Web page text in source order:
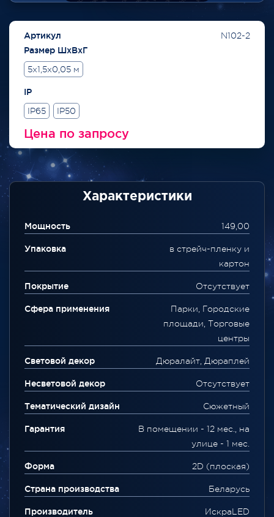
Артикул
N102-2
Размер ШхВхГ
5x1,5x0,05 м
IP
IP65
IP50
Цена по запросу
Характеристики
Мощность 149,00
Упаковка
в стрейч-пленку и
картон
Покрытие Отсутствует
Сфера применения
Парки, Городские
площади, Торговые
центры
Световой декор Дюралайт, Дюраплей
Несветовой декор Отсутствует
Тематический дизайн Сюжетный
Гарантия
В помещении - 12 мес., на
улице - 1 мес.
Форма 2D (плоская)
Страна производства Беларусь
Производитель ИскраLED